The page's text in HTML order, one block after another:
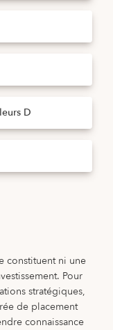
D
constituent ni une
Pour
stratégiques,
de placement
connaissance